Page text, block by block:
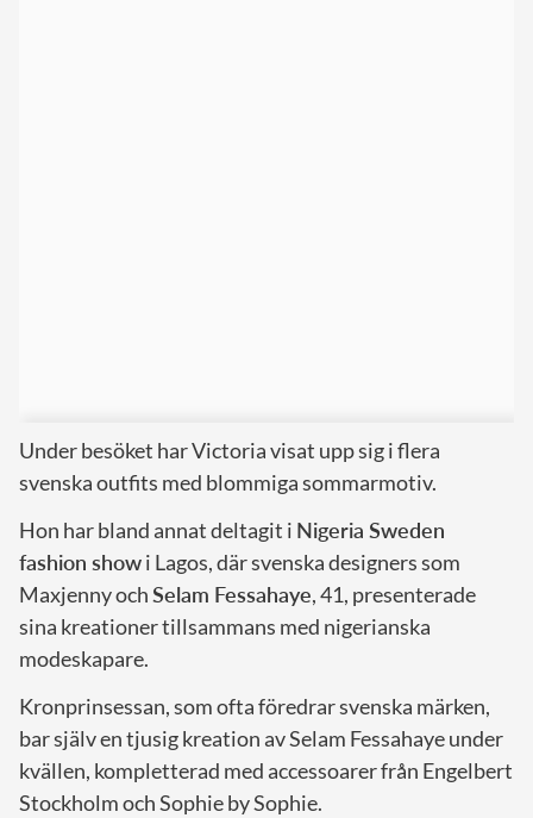
Under besöket har Victoria visat upp sig i flera
svenska outfits med blommiga sommarmotiv.
Hon har bland annat deltagit i Nigeria Sweden
fashion showi Lagos, där svenska designers som
Maxjenny ochSelam Fessahaye, 41, presenterade
sina kreationer tillsammans med nigerianska
modeskapare.
Kronprinsessan, som ofta föredrar svenska märken,
bar själv en tjusig kreation av Selam Fessahaye under
kvällen, kompletterad med accessoarer från Engelbert
Stockholm och Sophie by Sophie.